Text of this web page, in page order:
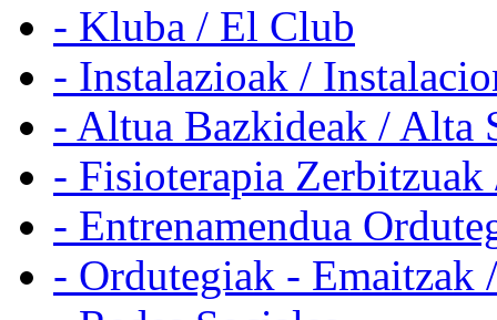
- Kluba / El Club
- Instalazioak /
- Altua Bazkideak / Alta
- Fisioterapia
- Entrenamendua
- Ordutegiak - Emaitzak